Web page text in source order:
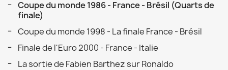
Coupe du monde 1986 - France - Brésil (Quarts de
finale)
Coupe du monde 1998 - La finale France - Brésil
Finale de l'Euro 2000 - France - Italie
La sortie de Fabien Barthez sur Ronaldo